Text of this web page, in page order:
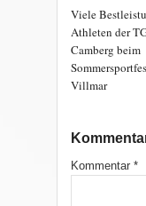
Viele
Athleten der
Camberg beim
Villmar
Kommentar *